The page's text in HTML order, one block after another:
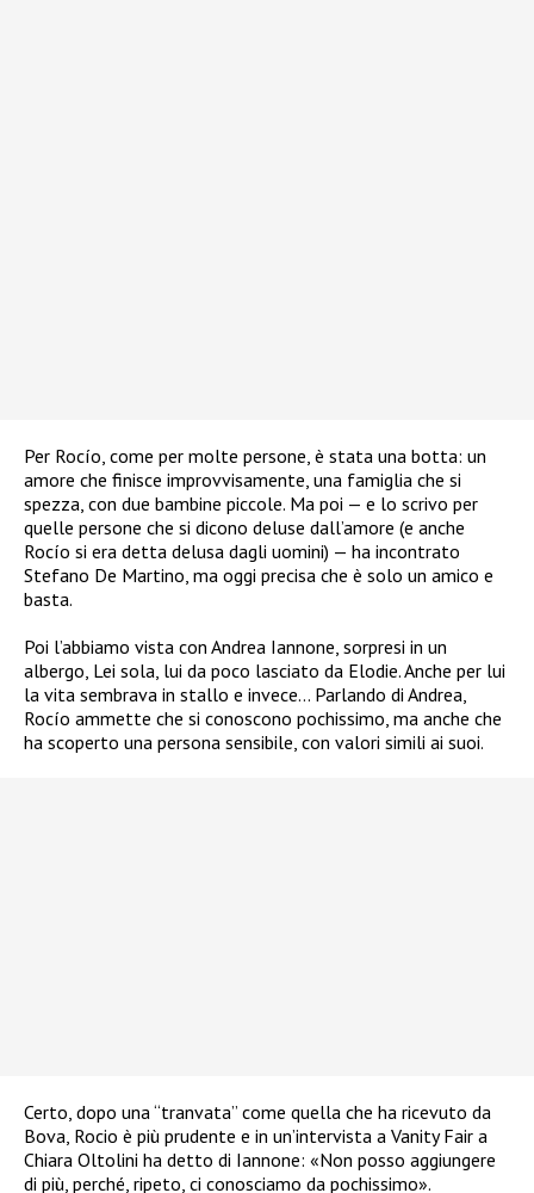
Per Rocío, come per molte persone, è stata una botta: un
amore che finisce improvvisamente, una famiglia che si
spezza, con due bambine piccole. Ma poi — e lo scrivo per
quelle persone che si dicono deluse dall’amore (e anche
Rocío si era detta delusa dagli uomini) — ha incontrato
Stefano De Martino, ma oggi precisa che è solo un amico e
basta.
Poi l’abbiamo vista con Andrea Iannone, sorpresi in un
albergo, Lei sola, lui da poco lasciato da Elodie. Anche per lui
la vita sembrava in stallo e invece… Parlando di Andrea,
Rocío ammette che si conoscono pochissimo, ma anche che
ha scoperto una persona sensibile, con valori simili ai suoi.
Certo, dopo una “tranvata” come quella che ha ricevuto da
Bova, Rocio è più prudente e in un’intervista a Vanity Fair a
Chiara Oltolini ha detto di Iannone: «Non posso aggiungere
di più, perché, ripeto, ci conosciamo da pochissimo».